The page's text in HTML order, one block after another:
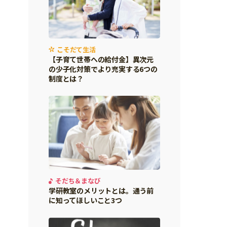
こそだて生活
【子育て世帯への給付金】異次元
の少子化対策でより充実する6つの
制度とは？
そだち＆まなび
学研教室のメリットとは。通う前
に知ってほしいこと3つ